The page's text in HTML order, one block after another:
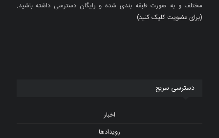
مختلف و به صورت طبقه بندی شده و رایگان دسترسی داشته باشید.
(برای عضویت کلیک کنید)
دسترسی سریع
اخبار
رویدادها